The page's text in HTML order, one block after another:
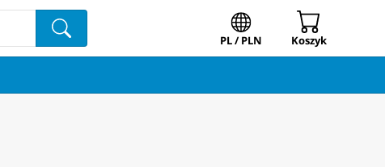
PL / PLN Koszyk